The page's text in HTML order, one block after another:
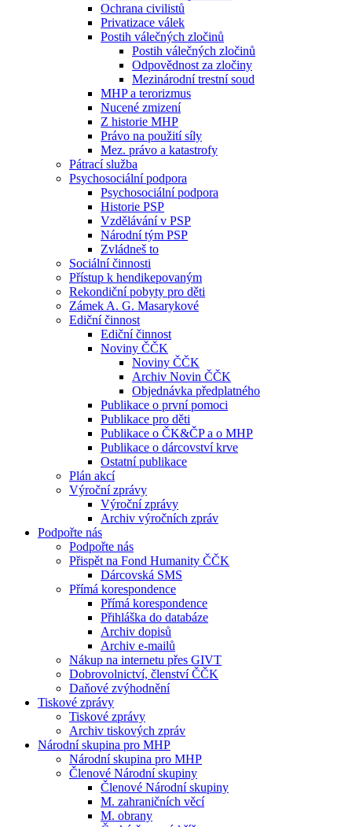
Ochrana civilistů
Privatizace válek
Postih válečných zločinů
Postih válečných zločinů
Odpovědnost za zločiny
Mezinárodní trestní soud
MHP a terorizmus
Nucené zmizení
Z historie MHP
Právo na použití síly
Mez. právo a katastrofy
Pátrací služba
Psychosociální podpora
Psychosociální podpora
Historie PSP
Vzdělávání v PSP
Národní tým PSP
Zvládneš to
Sociální činnosti
Přístup k hendikepovaným
Rekondiční pobyty pro děti
Zámek A. G. Masarykové
Ediční činnost
Ediční činnost
Noviny ČČK
Noviny ČČK
Archiv Novin ČČK
Objednávka předplatného
Publikace o první pomoci
Publikace pro děti
Publikace o ČK&ČP a o MHP
Publikace o dárcovství krve
Ostatní publikace
Plán akcí
Výroční zprávy
Výroční zprávy
Archiv výročních zpráv
Podpořte nás
Podpořte nás
Přispět na Fond Humanity ČČK
Dárcovská SMS
Přímá korespondence
Přímá korespondence
Přihláška do databáze
Archiv dopisů
Archiv e-mailů
Nákup na internetu přes GIVT
Dobrovolnictví, členství ČČK
Daňové zvýhodnění
Tiskové zprávy
Tiskové zprávy
Archiv tiskových zpráv
Národní skupina pro MHP
Národní skupina pro MHP
Členové Národní skupiny
Členové Národní skupiny
M. zahraničních věcí
M. obrany